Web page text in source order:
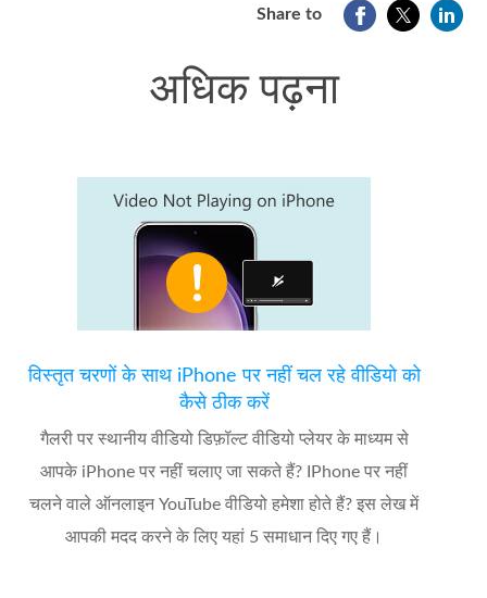
Share to
अधिक पढ़ना
विस्तृत चरणों के साथ iPhone पर नहीं चल रहे वीडियो को
कैसे ठीक करें
गैलरी पर स्थानीय वीडियो डिफ़ॉल्ट वीडियो प्लेयर के माध्यम से
आपके iPhone पर नहीं चलाए जा सकते हैं? IPhone पर नहीं
चलने वाले ऑनलाइन YouTube वीडियो हमेशा होते हैं? इस लेख में
आपकी मदद करने के लिए यहां 5 समाधान दिए गए हैं।